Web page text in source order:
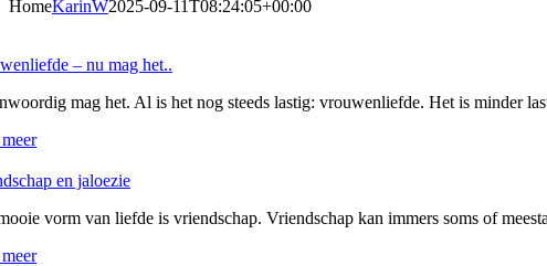
HomeKarinW2025-09-11T08:24:05+00:00
– nu mag het..
mag het. Al is het nog steeds lastig: vrouwenliefde. Het is minder
en jaloezie
vorm van liefde is vriendschap. Vriendschap kan immers soms of